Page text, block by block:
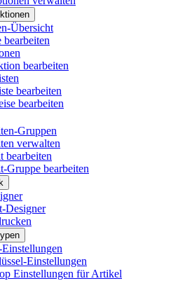
Übersicht
bearbeiten
bearbeiten
bearbeiten
bearbeiten
Gruppen
verwalten
bearbeiten
Gruppe bearbeiten
Designer
Einstellungen
Einstellungen für Artikel